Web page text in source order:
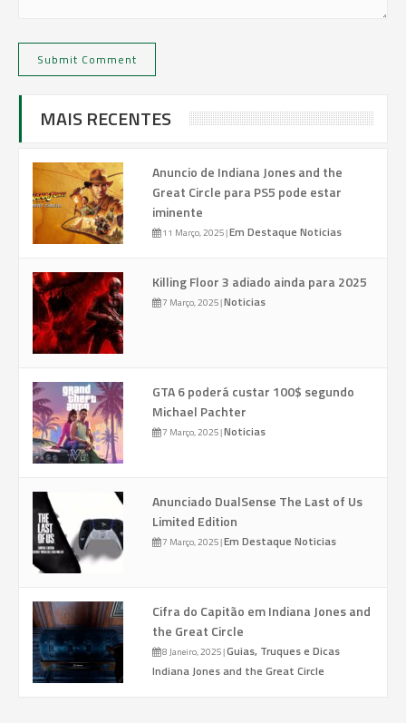
MAIS RECENTES
Anuncio de Indiana Jones and the
Great Circle para PS5 pode estar
iminente
11 Março, 2025|Em Destaque Noticias
Killing Floor 3 adiado ainda para 2025
7 Março, 2025|Noticias
GTA 6 poderá custar 100$ segundo
Michael Pachter
7 Março, 2025|Noticias
Anunciado DualSense The Last of Us
Limited Edition
7 Março, 2025|Em Destaque Noticias
Cifra do Capitão em Indiana Jones and
the Great Circle
8 Janeiro, 2025|Guias, Truques e Dicas
Indiana Jones and the Great Circle